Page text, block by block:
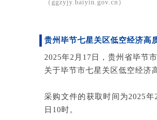
（ggzyjy.baiyin.gov.cn）
贵州毕节七星关区低空经济高
2025年2月17日，贵州省毕节
关于毕节市七星关区低空经济
采购文件的获取时间为2025
日10时。